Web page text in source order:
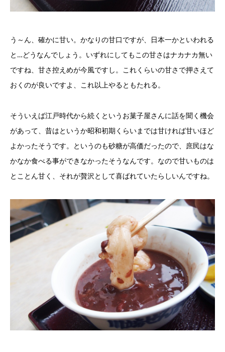
う～ん、確かに甘い。かなりの甘口ですが、日本一かといわれる
と…どうなんでしょう。いずれにしてもこの甘さはナカナカ無い
ですね、甘さ控えめが今風ですし。これくらいの甘さで押さえて
おくのが良いですよ、これ以上やるともたれる。
そういえば江戸時代から続くというお菓子屋さんに話を聞く機会
があって、昔はというか昭和初期くらいまでは甘ければ甘いほど
よかったそうです。というのも砂糖が高価だったので、庶民はな
かなか食べる事ができなかったそうなんです。なので甘いものは
とことん甘く、それが贅沢として喜ばれていたらしいんですね。